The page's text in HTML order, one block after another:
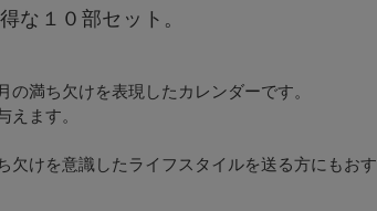
な１０部セット。
満ち欠けを表現したカレンダーです。
ます。
欠けを意識したライフスタイルを送る方にもおす